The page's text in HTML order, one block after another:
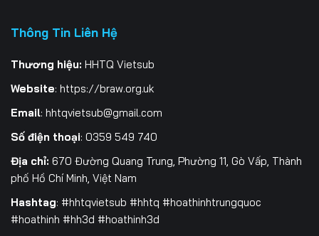
Tập 210
Tập 213 Tập 214
Tập 216 Tập 217
Tập 222 Tập 223 Tập 224
Tập 225 Tập 226
Tập 228 Tập 229
Thông Tin Liên Hệ
Thương hiệu: HHTQ Vietsub
Website: https://braw.org.uk
Email: hhtqvietsub@gmail.com
Số điện thoại: 0359 549 740
Địa chỉ: 670 Đường Quang Trung, Phường 11, Gò Vấp, Thành
phố Hồ Chí Minh, Việt Nam
Hashtag: #hhtqvietsub #hhtq #hoathinhtrungquoc
#hoathinh #hh3d #hoathinh3d